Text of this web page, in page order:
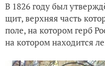
В 1826 году был
щит, верхняя часть
поле, на котором герб
на котором находится